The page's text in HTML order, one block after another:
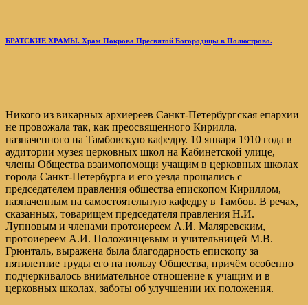
БРАТСКИЕ ХРАМЫ. Храм Покрова Пресвятой Богородицы в Полюстрово.
Никого из викарных архиереев Санкт-Петербургская епархии
не провожала так, как преосвященного Кирилла,
назначенного на Тамбовскую кафедру. 10 января 1910 года в
аудитории музея церковных школ на Кабинетской улице,
члены Общества взаимопомощи учащим в церковных школах
города Санкт-Петербурга и его уезда прощались с
председателем правления общества епископом Кириллом,
назначенным на самостоятельную кафедру в Тамбов. В речах,
сказанных, товарищем председателя правления Н.И.
Лупновым и членами протоиереем А.И. Маляревским,
протоиереем А.И. Положинцевым и учительницей М.В.
Грюнталь, выражена была благодарность епископу за
пятилетние труды его на пользу Общества, причём особенно
подчеркивалось внимательное отношение к учащим и в
церковных школах, заботы об улучшении их положения.